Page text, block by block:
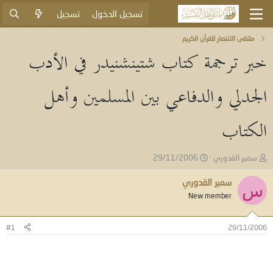
تسجيل الدخول تسجيل
ملتقى الانتصار للقرآن الكريم
خبر ترجمة كتاب شتينشنيدر في الأدب
الجدلي والدفاعي بين المسلمين وأهل
الكتاب
ب
ا
د
ئ
ل
م
و
سمير القدوري
ت
ا
ر
ي
خ
ب
29/11/2006
س سمير القدوري
New member
29/11/2006
#1